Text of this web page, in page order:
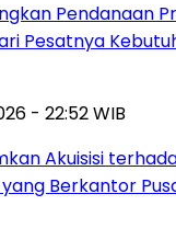
Pendanaan
Pesatnya
- 22:52 WIB
Akuisisi
Berkantor